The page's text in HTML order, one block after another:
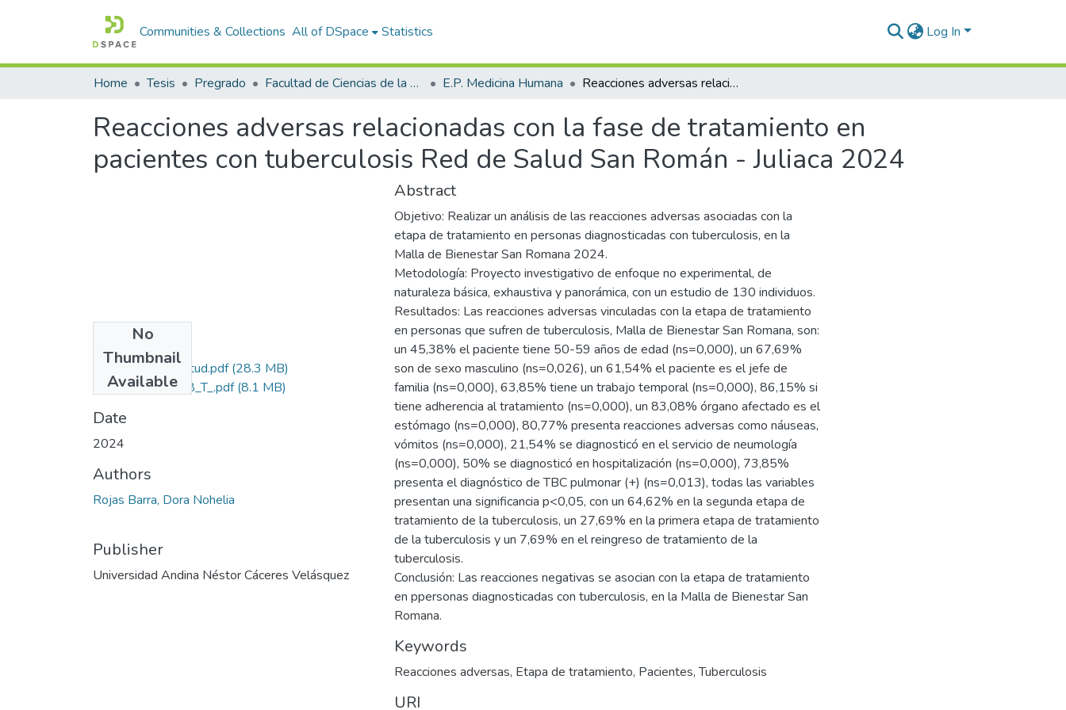
Communities & Collections All of DSpace Statistics Log In
Home Tesis Pregrado Facultad de Ciencias de la Salud E.P. Medicina Humana Reacciones adversas relacionadas con la fase de tratamiento en pacientes con tuberculosis Red de Salud San Román - Juliaca 2024
Reacciones adversas relacionadas con la fase de tratamiento en
pacientes con tuberculosis Red de Salud San Román - Juliaca 2024
No
Thumbnail
Available
Grado de Similitud.pdf(28.3 MB)
.T036_77566638_T_.pdf(8.1 MB)
Date
2024
Authors
Rojas Barra, Dora Nohelia
Publisher
Universidad Andina Néstor Cáceres Velásquez
Abstract
Objetivo: Realizar un análisis de las reacciones adversas asociadas con la
etapa de tratamiento en personas diagnosticadas con tuberculosis, en la
Malla de Bienestar San Romana 2024.
Metodología: Proyecto investigativo de enfoque no experimental, de
naturaleza básica, exhaustiva y panorámica, con un estudio de 130 individuos.
Resultados: Las reacciones adversas vinculadas con la etapa de tratamiento
en personas que sufren de tuberculosis, Malla de Bienestar San Romana, son:
un 45,38% el paciente tiene 50-59 años de edad (ns=0,000), un 67,69%
son de sexo masculino (ns=0,026), un 61,54% el paciente es el jefe de
familia (ns=0,000), 63,85% tiene un trabajo temporal (ns=0,000), 86,15% si
tiene adherencia al tratamiento (ns=0,000), un 83,08% órgano afectado es el
estómago (ns=0,000), 80,77% presenta reacciones adversas como náuseas,
vómitos (ns=0,000), 21,54% se diagnosticó en el servicio de neumología
(ns=0,000), 50% se diagnosticó en hospitalización (ns=0,000), 73,85%
presenta el diagnóstico de TBC pulmonar (+) (ns=0,013), todas las variables
presentan una significancia p<0,05, con un 64,62% en la segunda etapa de
tratamiento de la tuberculosis, un 27,69% en la primera etapa de tratamiento
de la tuberculosis y un 7,69% en el reingreso de tratamiento de la
tuberculosis.
Conclusión: Las reacciones negativas se asocian con la etapa de tratamiento
en ppersonas diagnosticadas con tuberculosis, en la Malla de Bienestar San
Romana.
Keywords
Reacciones adversas, Etapa de tratamiento, Pacientes,Tuberculosis
URI